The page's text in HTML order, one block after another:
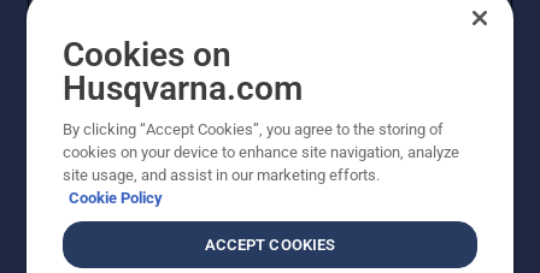
ニュースレターのサインアップ（プロの方向
け）
Cookies on
Husqvarna.com
By clicking “Accept Cookies”, you agree to the storing of
cookies on your device to enhance site navigation, analyze
site usage, and assist in our marketing efforts.
Cookie Policy
ACCEPT COOKIES